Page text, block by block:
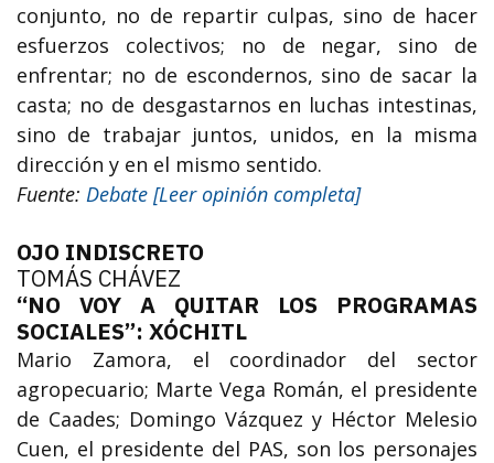
conjunto, no de repartir culpas, sino de hacer
esfuerzos colectivos; no de negar, sino de
enfrentar; no de escondernos, sino de sacar la
casta; no de desgastarnos en luchas intestinas,
sino de trabajar juntos, unidos, en la misma
dirección y en el mismo sentido.
Fuente: Debate [Leer opinión completa]
OJO INDISCRETO
TOMÁS CHÁVEZ
“NO VOY A QUITAR LOS PROGRAMAS
SOCIALES”: XÓCHITL
Mario Zamora, el coordinador del sector
agropecuario; Marte Vega Román, el presidente
de Caades; Domingo Vázquez y Héctor Melesio
Cuen, el presidente del PAS, son los personajes